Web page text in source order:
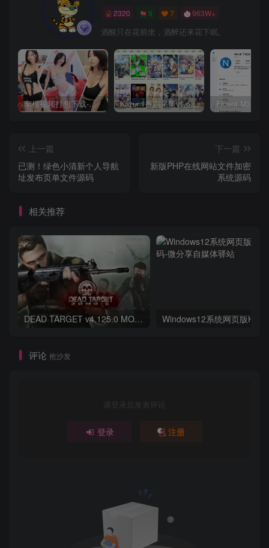
2320 9 7 963W+
酒醒只在花前坐，酒醉还来花下眠。
车模视频打包下载-高清无水印版 Kazumi番剧采集v1.6.9：支持自定义规则+在线观看+弹幕，跨平台下载
上一篇
已测！绿色小清新个人导航
址发布页单文件源码
下一篇
新版PHP在线网站文件加密
系统源码
相关推荐
DEAD TARGET v4.125.0 MOD APK (Unlimited Money, Mega Menu)
评论 抢沙发
请登录后发表评论
登录 注册